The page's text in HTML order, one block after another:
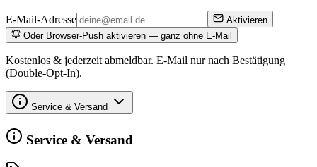
E-Mail-Adresse
Aktivieren
Oder Browser-Push aktivieren — ganz ohne E-Mail
Kostenlos & jederzeit abmeldbar. E-Mail nur nach Bestätigung
(Double-Opt-In).
Service & Versand
Service & Versand